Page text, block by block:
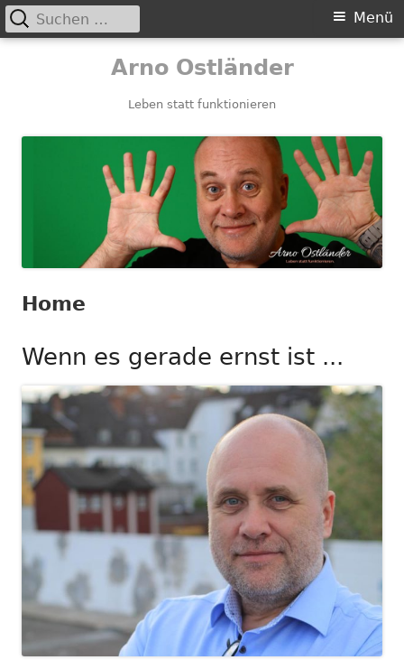
Arno Ostländer
Leben statt funktionieren
Primäres
Menü
Suchen
nach:
Home
Wenn es gerade ernst ist ...